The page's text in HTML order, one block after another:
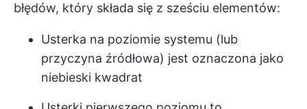
błędów, który składa się z sześciu elementów:
Usterka na poziomie systemu (lub
przyczyna źródłowa) jest oznaczona jako
niebieski kwadrat